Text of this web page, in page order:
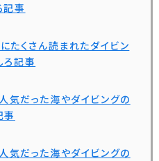
記事
たくさん読まれたダイビン
ろ記事
気だった海やダイビングの
事
気だった海やダイビングの